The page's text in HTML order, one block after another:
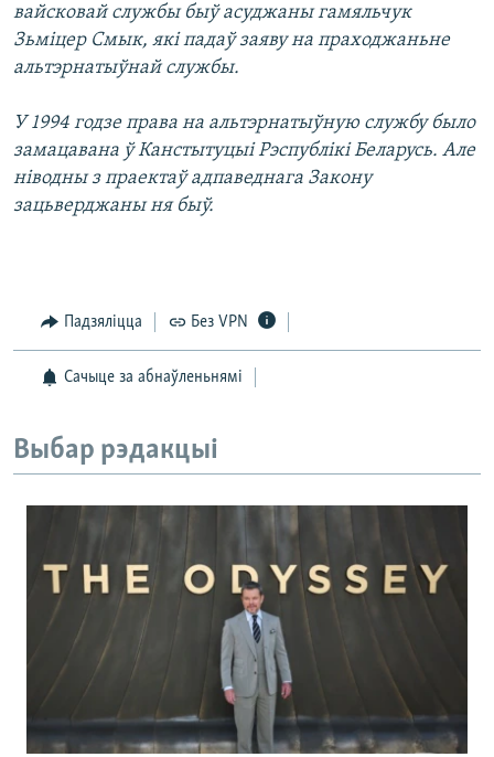
вайсковай службы быў асуджаны гамяльчук
Зьміцер Смык, які падаў заяву на праходжаньне
альтэрнатыўнай службы.
У 1994 годзе права на альтэрнатыўную службу было
замацавана ў Канстытуцыі Рэспублікі Беларусь. Але
ніводны з праектаў адпаведнага Закону
зацьверджаны ня быў.
Падзяліцца Без VPN
Сачыце за абнаўленьнямі
Выбар рэдакцыі